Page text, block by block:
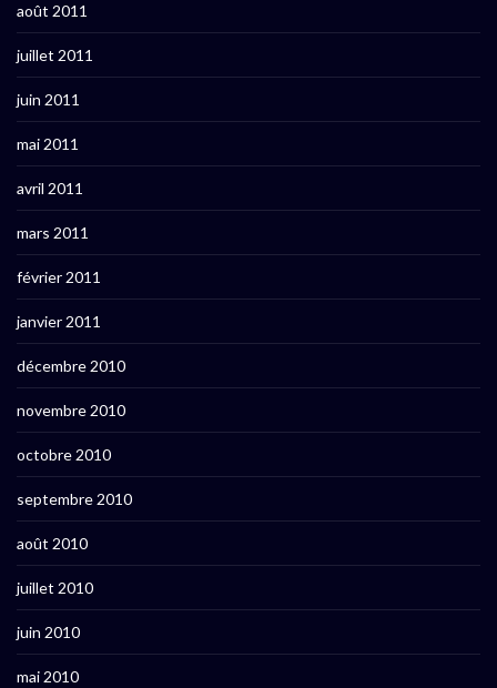
août 2011
juillet 2011
juin 2011
mai 2011
avril 2011
mars 2011
février 2011
janvier 2011
décembre 2010
novembre 2010
octobre 2010
septembre 2010
août 2010
juillet 2010
juin 2010
mai 2010